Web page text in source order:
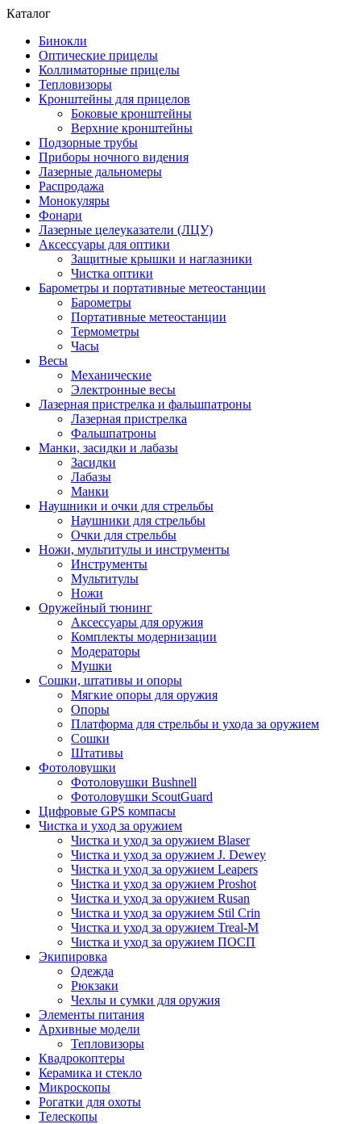
Каталог
Бинокли
Оптические прицелы
Коллиматорные прицелы
Тепловизоры
Кронштейны для прицелов
Боковые кронштейны
Верхние кронштейны
Подзорные трубы
Приборы ночного видения
Лазерные дальномеры
Распродажа
Монокуляры
Фонари
Лазерные целеуказатели (ЛЦУ)
Аксессуары для оптики
Защитные крышки и наглазники
Чистка оптики
Барометры и портативные метеостанции
Барометры
Портативные метеостанции
Термометры
Часы
Весы
Механические
Электронные весы
Лазерная пристрелка и фальшпатроны
Лазерная пристрелка
Фальшпатроны
Манки, засидки и лабазы
Засидки
Лабазы
Манки
Наушники и очки для стрельбы
Наушники для стрельбы
Очки для стрельбы
Ножи, мультитулы и инструменты
Инструменты
Мультитулы
Ножи
Оружейный тюнинг
Аксессуары для оружия
Комплекты модернизации
Модераторы
Мушки
Сошки, штативы и опоры
Мягкие опоры для оружия
Опоры
Платформа для стрельбы и ухода за оружием
Сошки
Штативы
Фотоловушки
Фотоловушки Bushnell
Фотоловушки ScoutGuard
Цифровые GPS компасы
Чистка и уход за оружием
Чистка и уход за оружием Blaser
Чистка и уход за оружием J. Dewey
Чистка и уход за оружием Leapers
Чистка и уход за оружием Proshot
Чистка и уход за оружием Rusan
Чистка и уход за оружием Stil Crin
Чистка и уход за оружием Treal-M
Чистка и уход за оружием ПОСП
Экипировка
Одежда
Рюкзаки
Чехлы и сумки для оружия
Элементы питания
Архивные модели
Тепловизоры
Квадрокоптеры
Керамика и стекло
Микроскопы
Рогатки для охоты
Телескопы